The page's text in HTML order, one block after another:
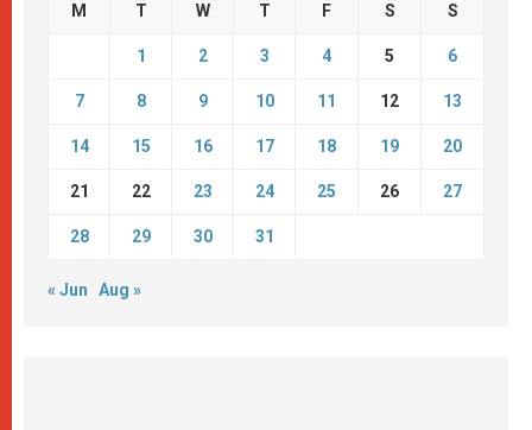
M T W T F S S
1 2 3 4 5 6
7 8 9 10 11 12 13
14 15 16 17 18 19 20
21 22 23 24 25 26 27
28 29 30 31
« Jun Aug »